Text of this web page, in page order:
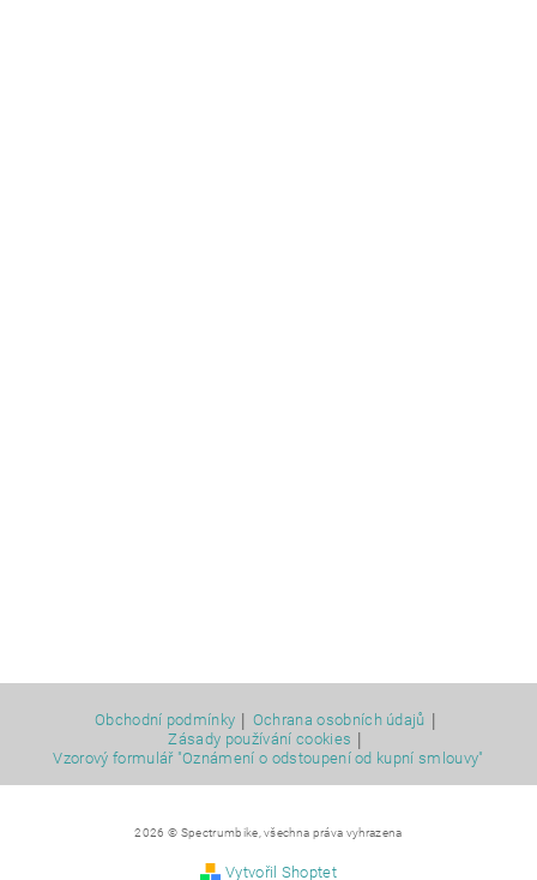
Obchodní podmínky | Ochrana osobních údajů |
Zásady používání cookies |
Vzorový formulář "Oznámení o odstoupení od kupní smlouvy"
2026 © Spectrumbike, všechna práva vyhrazena
Vytvořil Shoptet